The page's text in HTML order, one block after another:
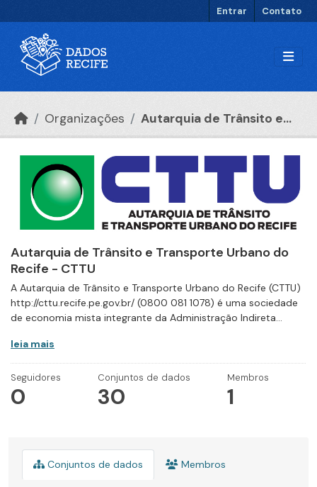
Entrar Contato
Organizações Autarquia de Trânsito e...
Autarquia de Trânsito e Transporte Urbano do
Recife - CTTU
A Autarquia de Trânsito e Transporte Urbano do Recife (CTTU)
http://cttu.recife.pe.gov.br/ (0800 081 1078) é uma sociedade
de economia mista integrante da Administração Indireta...
leia mais
Seguidores
0
Conjuntos de dados
30
Membros
1
Conjuntos de dados Membros